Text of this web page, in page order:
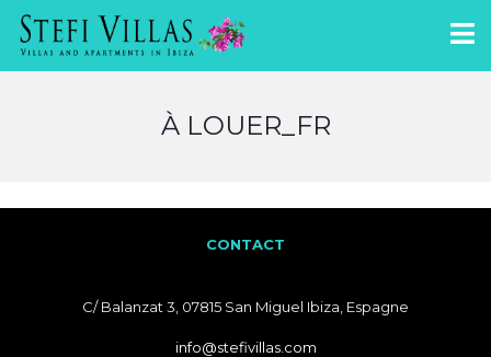
À LOUER_FR
CONTACT
C/ Balanzat 3, 07815 San Miguel Ibiza, Espagne
info@stefivillas.com